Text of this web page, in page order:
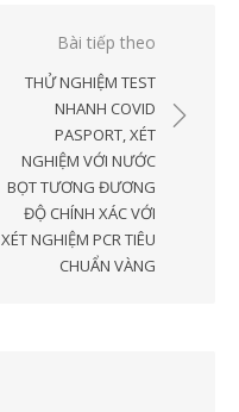
Bài tiếp theo
THỬ NGHIỆM TEST
NHANH COVID
PASPORT, XÉT
NGHIỆM VỚI NƯỚC
BỌT TƯƠNG ĐƯƠNG
ĐỘ CHÍNH XÁC VỚI
XÉT NGHIỆM PCR TIÊU
CHUẨN VÀNG